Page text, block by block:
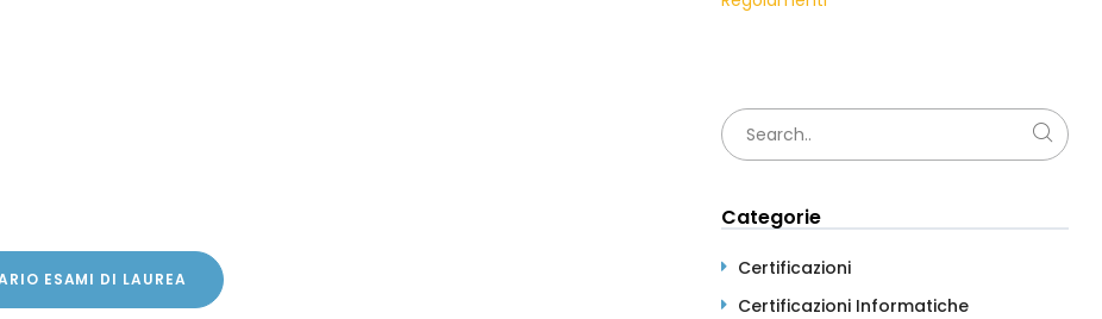
ESAMI DI LAUREA
Categorie
Certificazioni
Certificazioni Informatiche